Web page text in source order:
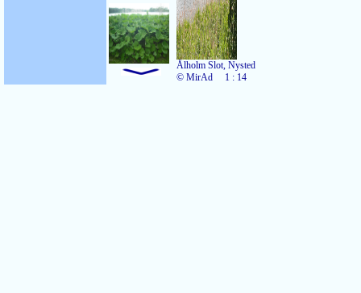
Ålholm Slot, Nysted
© MirAd
1 : 14